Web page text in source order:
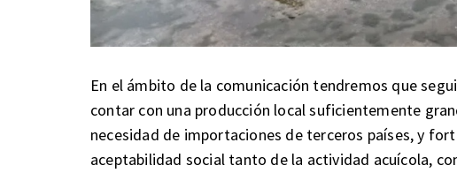
En el ámbito de la comunicación tendremos que
contar con una producción local suficientemente
necesidad de importaciones de terceros países, y
aceptabilidad social tanto de la actividad acuícola,